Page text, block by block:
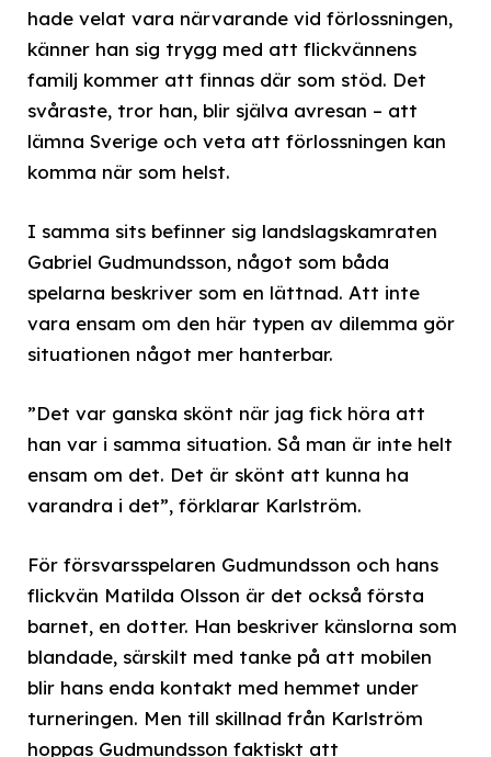
hade velat vara närvarande vid förlossningen,
känner han sig trygg med att flickvännens
familj kommer att finnas där som stöd. Det
svåraste, tror han, blir själva avresan – att
lämna Sverige och veta att förlossningen kan
komma när som helst.
I samma sits befinner sig landslagskamraten
Gabriel Gudmundsson, något som båda
spelarna beskriver som en lättnad. Att inte
vara ensam om den här typen av dilemma gör
situationen något mer hanterbar.
”Det var ganska skönt när jag fick höra att
han var i samma situation. Så man är inte helt
ensam om det. Det är skönt att kunna ha
varandra i det”, förklarar Karlström.
För försvarsspelaren Gudmundsson och hans
flickvän Matilda Olsson är det också första
barnet, en dotter. Han beskriver känslorna som
blandade, särskilt med tanke på att mobilen
blir hans enda kontakt med hemmet under
turneringen. Men till skillnad från Karlström
hoppas Gudmundsson faktiskt att